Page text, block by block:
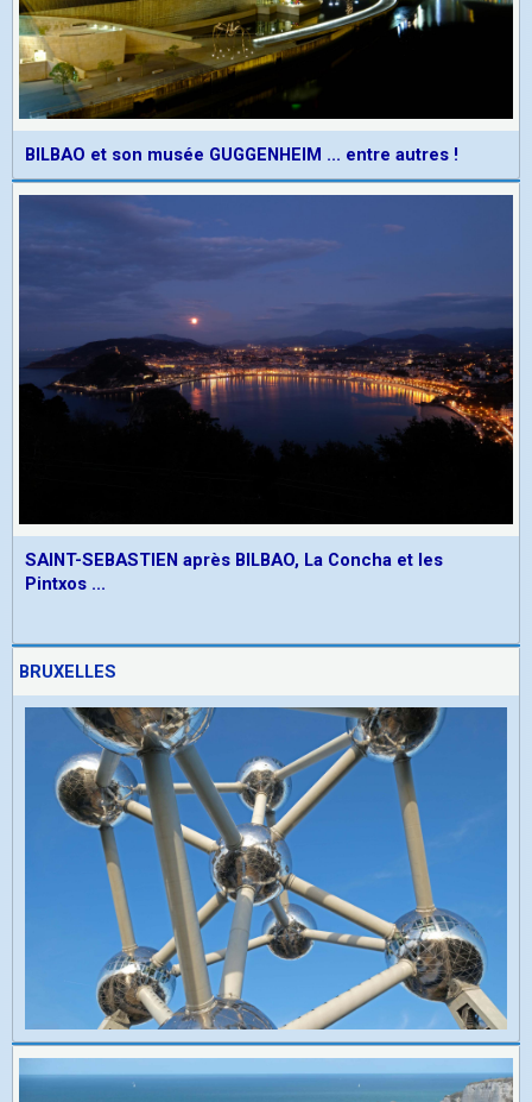
BILBAO et son musée GUGGENHEIM ... entre autres !
SAINT-SEBASTIEN après BILBAO, La Concha et les
Pintxos ...
BRUXELLES